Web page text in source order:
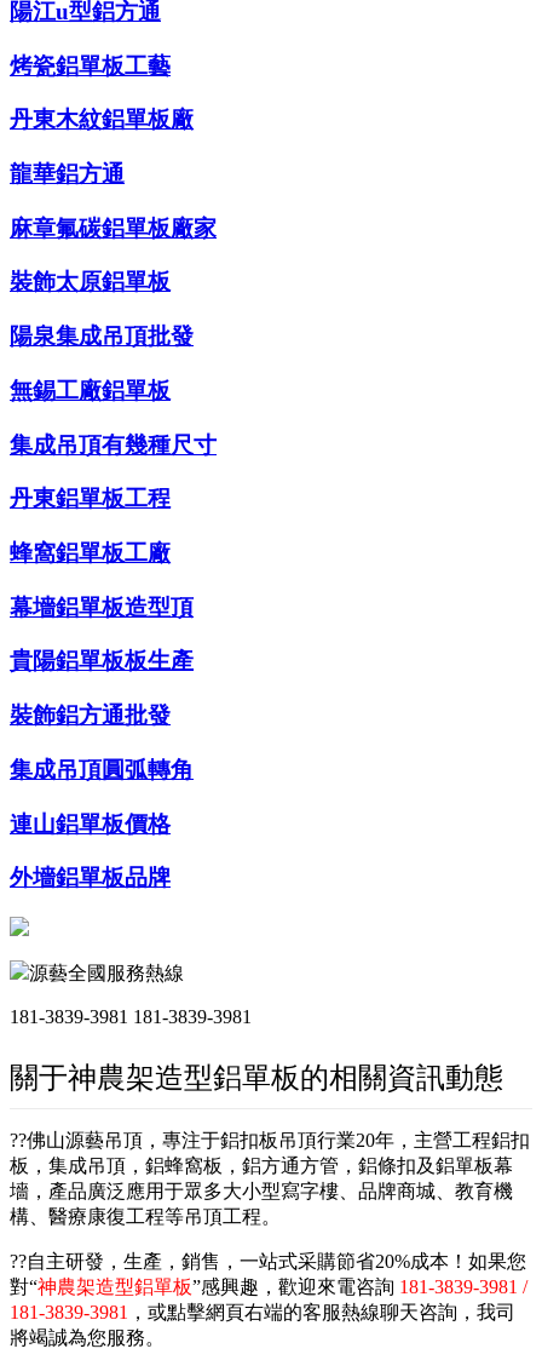
陽江u型鋁方通
烤瓷鋁單板工藝
丹東木紋鋁單板廠
龍華鋁方通
麻章氟碳鋁單板廠家
裝飾太原鋁單板
陽泉集成吊頂批發
無錫工廠鋁單板
集成吊頂有幾種尺寸
丹東鋁單板工程
蜂窩鋁單板工廠
幕墻鋁單板造型頂
貴陽鋁單板板生產
裝飾鋁方通批發
集成吊頂圓弧轉角
連山鋁單板價格
外墻鋁單板品牌
源藝全國服務熱線
181-3839-3981 181-3839-3981
關于神農架造型鋁單板的相關資訊動態
??佛山源藝吊頂，專注于鋁扣板吊頂行業20年，主營工程鋁扣
板，集成吊頂，鋁蜂窩板，鋁方通方管，鋁條扣及鋁單板幕
墻，產品廣泛應用于眾多大小型寫字樓、品牌商城、教育機
構、醫療康復工程等吊頂工程。
??自主研發，生產，銷售，一站式采購節省20%成本！如果您
對“神農架造型鋁單板”感興趣，歡迎來電咨詢 181-3839-3981 /
181-3839-3981 ，或點擊網頁右端的客服熱線聊天咨詢，我司
將竭誠為您服務。